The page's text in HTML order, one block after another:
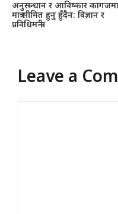
अनुसन्धान र आविष्कार कागजमा
मात्र सीमित हुनु हुँदैन: विज्ञान र
प्रविधिमन्त्री
Leave a